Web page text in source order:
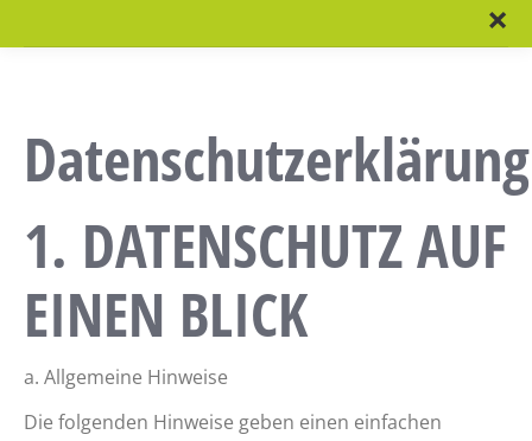
Datenschutzerklärung
1. DATENSCHUTZ AUF
EINEN BLICK
a. Allgemeine Hinweise
Die folgenden Hinweise geben einen einfachen
×